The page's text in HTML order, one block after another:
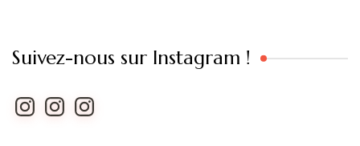
Suivez-nous sur Instagram !
Instagram
InstagramInstagram